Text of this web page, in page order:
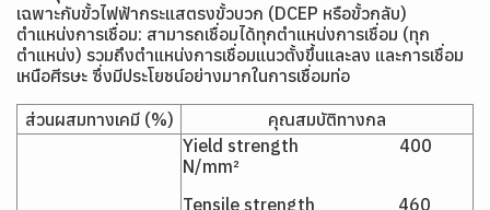
เฉพาะกับขั้วไฟฟ้ากระแสตรงขั้วบวก (DCEP หรือขั้วกลับ)
ตำแหน่งการเชื่อม: สามารถเชื่อมได้ทุกตำแหน่งการเชื่อม (ทุก
ตำแหน่ง) รวมถึงตำแหน่งการเชื่อมแนวตั้งขึ้นและลง และการเชื่อม
เหนือศีรษะ ซึ่งมีประโยชน์อย่างมากในการเชื่อมท่อ
ส่วนผสมทางเคมี (%)
คุณสมบัติทางกล
Yield strength 400
N/mm²
Tensile strength 460